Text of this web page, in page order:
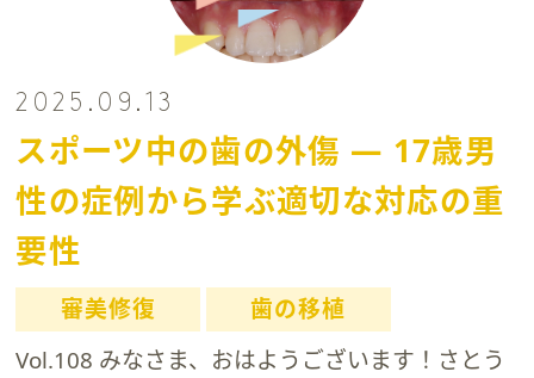
2025.09.13
スポーツ中の歯の外傷 ― 17歳男
性の症例から学ぶ適切な対応の重
要性
審美修復
歯の移植
Vol.108 みなさま、おはようございます！さとう